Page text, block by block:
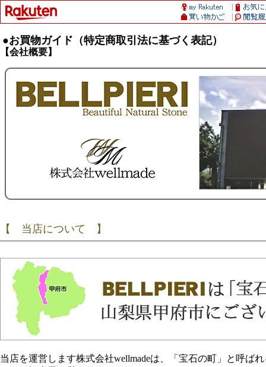
●お買物ガイド（特定商取引法に基づく表記）
【会社概要】
【 当店について 】
当店を運営します株式会社wellmadeは、「宝石の町」と呼ば